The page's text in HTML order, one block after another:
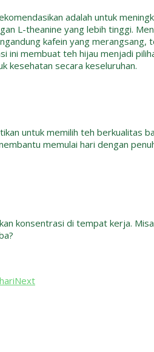
adalah untuk
L-theanine yang lebih tinggi.
kafein yang merangsang,
membuat teh hijau menjadi
kesehatan secara keseluruhan.
untuk memilih teh berkualitas
memulai hari dengan
konsentrasi di tempat kerja.
Next